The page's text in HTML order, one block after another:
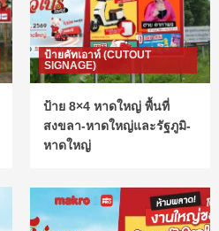
ป้ายคัทเอาท์ (CUTOUT
SIGNAGE)
ป้าย 8×4 หาดใหญ่ พื้นที่
สงขลา-หาดใหญ่และรัฐภูมิ-
หาดใหญ่